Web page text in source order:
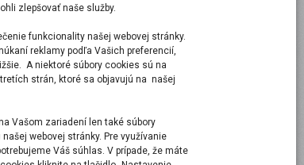
zlepšovať naše služby.
funkcionality našej webovej stránky.
reklamy podľa Vašich preferencií,
A niektoré súbory cookies sú na
strán, ktoré sa objavujú na našej
Vašom zariadení len také súbory
webovej stránky. Pre využívanie
Váš súhlas. V prípade, že máte